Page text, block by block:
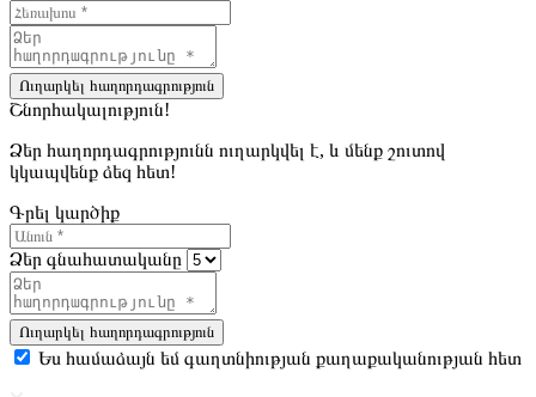
Ուղարկել հաղորդագրություն
Շնորհակալություն!
Ձեր հաղորդագրությունն ուղարկվել է, և մենք շուտով
կկապվենք ձեզ հետ!
Գրել կարծիք
Ձեր գնահատականը
Ուղարկել հաղորդագրություն
Ես համաձայն եմ գաղտնիության քաղաքականության հետ